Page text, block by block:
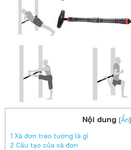
Nội dung [Ẩn]
1 Xà đơn treo tường là gì
2 Cấu tạo của xà đơn